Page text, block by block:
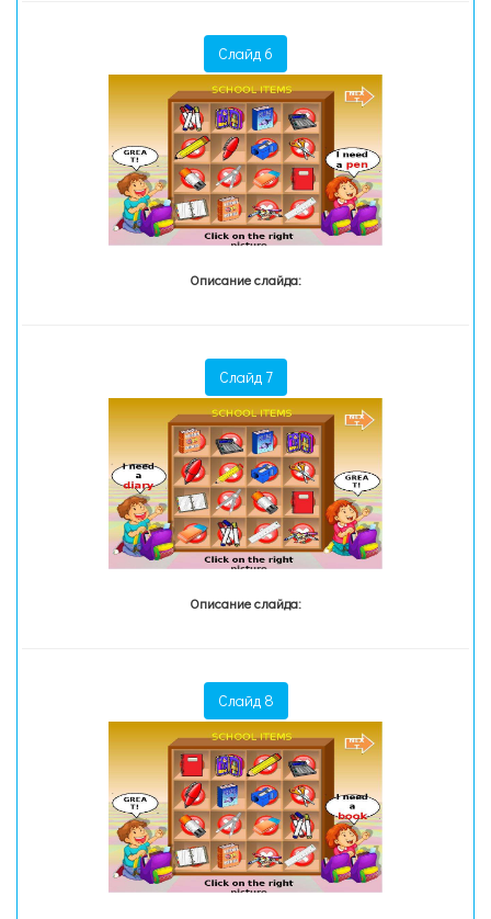
Слайд 6
Описание слайда:
Слайд 7
Описание слайда:
Слайд 8